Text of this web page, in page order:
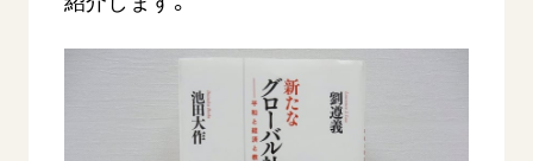
日蓮大聖人
創価学会の三代会長
初代会長・牧口常三郎先生
第2代会長・戸田城聖先生
主な行事
年間の活動について
会員サポート
小説『新・人間革命』『人間革命』要旨